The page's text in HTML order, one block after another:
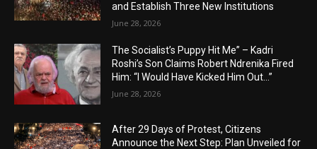
and Establish Three New Institutions
June 28, 2026
The Socialist’s Puppy Hit Me” – Kadri
Roshi’s Son Claims Robert Ndrenika Fired
Him: “I Would Have Kicked Him Out…”
June 28, 2026
After 29 Days of Protest, Citizens
Announce the Next Step: Plan Unveiled for